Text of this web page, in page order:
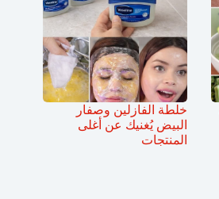
خلطة الفازلين وصفار
البيض يُغنيك عن أغلى
المنتجات